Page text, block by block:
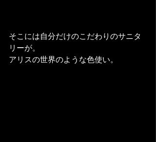
そこには自分だけのこだわりのサニタ
リーが。
アリスの世界のような色使い。